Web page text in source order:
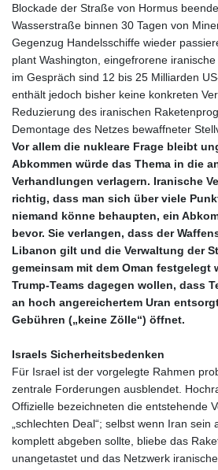
Blockade der Straße von Hormus
Wasserstraße binnen 30 Tagen von
Gegenzug Handelsschiffe wieder
plant Washington, eingefrorene
im Gespräch sind 12 bis 25 Milliarden
enthält jedoch bisher keine konkreten
Reduzierung des iranischen
Demontage des Netzes bewaffneter
Vor allem die nukleare Frage bleibt
Abkommen würde das Thema in die
Verhandlungen verlagern. Iranische
richtig, dass man sich über viele
niemand könne behaupten, ein
bevor. Sie verlangen, dass der
Libanon gilt und die Verwaltung der
gemeinsam mit dem Oman festgelegt
Trump‑Teams dagegen wollen, dass
an hoch angereichertem Uran
Gebühren („keine Zölle“) öffnet.
Israels Sicherheitsbedenken
Für Israel ist der vorgelegte Rahmen
zentrale Forderungen ausblendet.
Offizielle bezeichneten die entstehende
„schlechten Deal“; selbst wenn Iran
komplett abgeben sollte, bliebe das
unangetastet und das Netzwerk